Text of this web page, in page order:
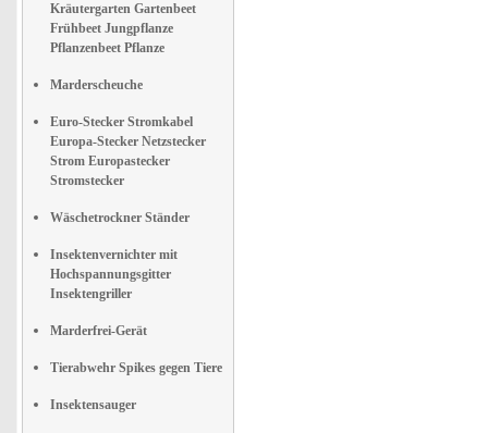
Kräutergarten Gartenbeet
Frühbeet Jungpflanze
Pflanzenbeet Pflanze
Marderscheuche
Euro-Stecker Stromkabel
Europa-Stecker Netzstecker
Strom Europastecker
Stromstecker
Wäschetrockner Ständer
Insektenvernichter mit
Hochspannungsgitter
Insektengriller
Marderfrei-Gerät
Tierabwehr Spikes gegen Tiere
Insektensauger